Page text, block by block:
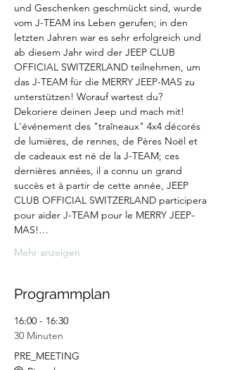
und Geschenken geschmückt sind, wurde
vom J-TEAM ins Leben gerufen; in den
letzten Jahren war es sehr erfolgreich und
ab diesem Jahr wird der JEEP CLUB
OFFICIAL SWITZERLAND teilnehmen, um
das J-TEAM für die MERRY JEEP-MAS zu
unterstützen! Worauf wartest du?
Dekoriere deinen Jeep und mach mit!
L'événement des "traîneaux" 4x4 décorés
de lumières, de rennes, de Pères Noël et
de cadeaux est né de la J-TEAM; ces
dernières années, il a connu un grand
succès et à partir de cette année, JEEP
CLUB OFFICIAL SWITZERLAND participera
pour aider J-TEAM pour le MERRY JEEP-
MAS!…
Mehr anzeigen
Programmplan
16:00 - 16:30
30 Minuten
PRE_MEETING